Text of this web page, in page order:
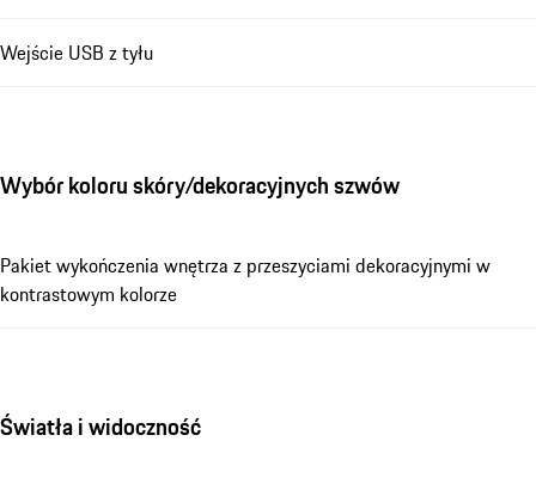
Wejście USB z tyłu
Wybór koloru skóry/dekoracyjnych szwów
Pakiet wykończenia wnętrza z przeszyciami dekoracyjnymi w
kontrastowym kolorze
Światła i widoczność